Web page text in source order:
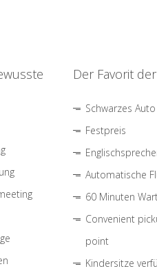
Der Favorit
Schwarzes
Festpreis
Automatische
60 Minuten
Convenient
point
Kindersitze